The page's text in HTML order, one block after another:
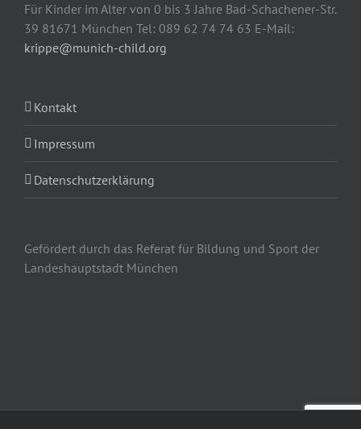
Für Kinder im Alter von 0 bis 3 Jahre Bad-Schachener-Str.
39 81671 München Tel: 089 62 74 74 63 E-Mail:
krippe@munich-child.org
Kontakt
Impressum
Datenschutzerklärung
Gefördert durch das Referat für Bildung und Sport der
Landeshauptstadt München